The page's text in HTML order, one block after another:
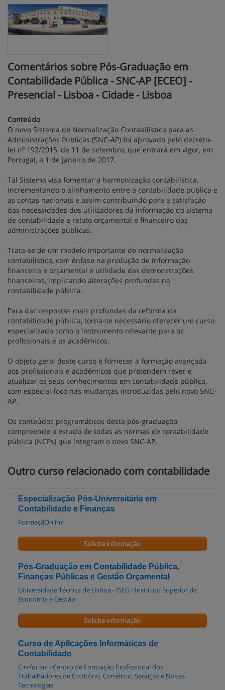
Comentários sobre Pós-Graduação em
Contabilidade Pública - SNC-AP [ECEO] -
Presencial - Lisboa - Cidade - Lisboa
Conteúdo
O novo Sistema de Normalização Contabilística para as
Administrações Públicas (SNC-AP) foi aprovado pelo decreto-
lei nº 192/2015, de 11 de setembro, que entrará em vigor, em
Portugal, a 1 de janeiro de 2017.
Tal Sistema visa fomentar a harmonização contabilística,
incrementando o alinhamento entre a contabilidade pública e
as contas nacionais e assim contribuindo para a satisfação
das necessidades dos utilizadores da informação do sistema
de contabilidade e relato orçamental e financeiro das
administrações públicas.
Trata-se de um modelo importante de normalização
contabilística, com ênfase na produção de informação
financeira e orçamental e utilidade das demonstrações
financeiras, implicando alterações profundas na
contabilidade pública.
Para dar respostas mais profundas da reforma da
contabilidade pública, torna-se necessário oferecer um curso
especializado como o instrumento relevante para os
profissionais e os académicos.
O objeto geral deste curso é fornecer a formação avançada
aos profissionais e académicos que pretendem rever e
atualizar os seus conhecimentos em contabilidade pública,
com especial foco nas mudanças introduzidas pelo novo SNC-
AP.
Os conteúdos programáticos desta pós-graduação
compreende o estudo de todas as normas de contabilidade
pública (NCPs) que integram o novo SNC-AP.
Outro curso relacionado com contabilidade
Especialização Pós-Universitária em
Contabilidade e Finanças
FormaçãOnline
Solicite informação
Pós-Graduação em Contabilidade Pública,
Finanças Públicas e Gestão Orçamental
Universidade Técnica de Lisboa - ISEG - Instituto Superior de
Economia e Gestão
Solicite informação
Curso de Aplicações Informáticas de
Contabilidade
Citeforma - Centro de Formação Profissional dos
Trabalhadores de Escritório, Comércio, Serviços e Novas
Tecnologias